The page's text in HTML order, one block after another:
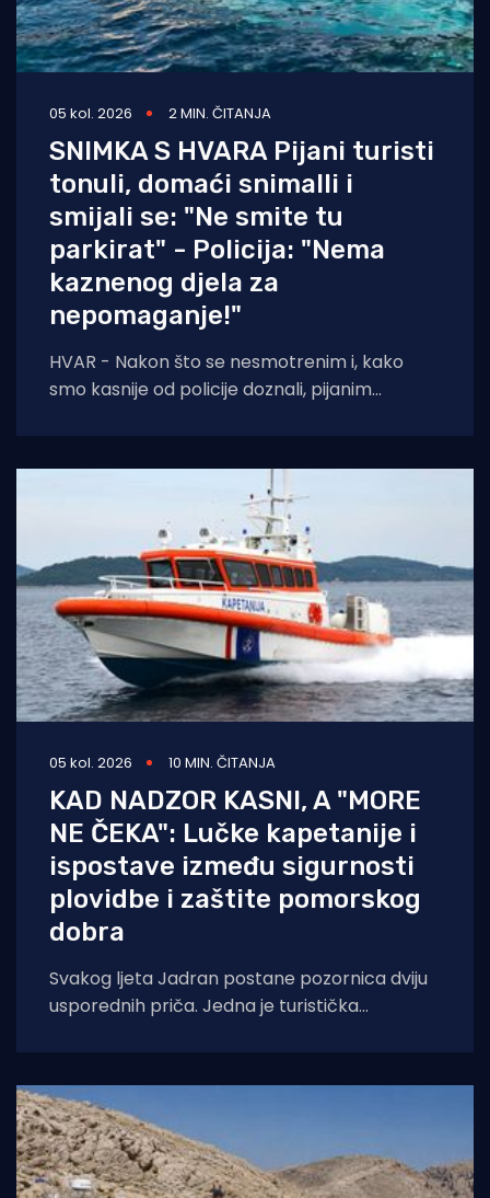
05 kol. 2026 2 MIN. ČITANJA
SNIMKA S HVARA Pijani turisti
tonuli, domaći snimalli i
smijali se: "Ne smite tu
parkirat" - Policija: "Nema
kaznenog djela za
nepomaganje!"
HVAR - Nakon što se nesmotrenim i, kako
smo kasnije od policije doznali, pijanim
05 kol. 2026 10 MIN. ČITANJA
KAD NADZOR KASNI, A "MORE
NE ČEKA": Lučke kapetanije i
ispostave između sigurnosti
plovidbe i zaštite pomorskog
dobra
Svakog ljeta Jadran postane pozornica dviju
usporednih priča. Jedna je turistička